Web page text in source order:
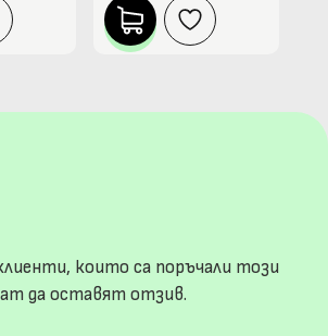
които са поръчали този
да оставят отзив.